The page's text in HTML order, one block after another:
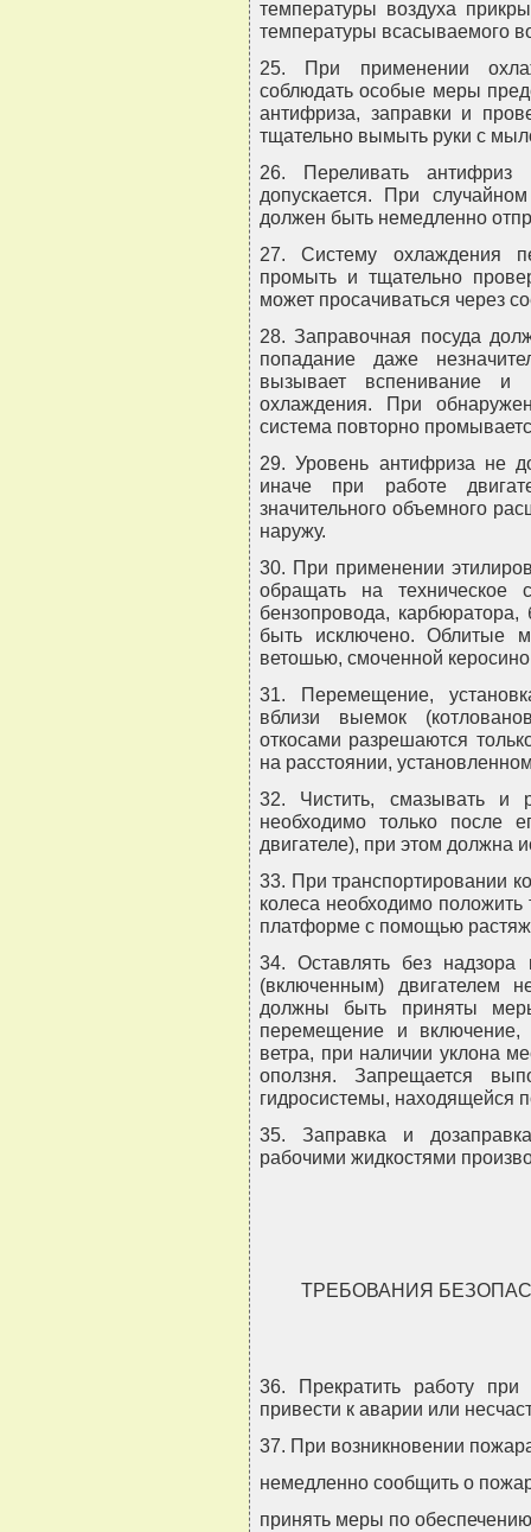
температуры воздуха
температуры всасываемого
25. При применении
соблюдать особые меры
антифриза, заправки и
тщательно вымыть руки с
26. Переливать
допускается. При
должен быть немедленно
27. Систему охлаждения
промыть и тщательно
может просачиваться через
28. Заправочная посуда
попадание даже
вызывает вспенивание и
охлаждения. При
система повторно
29. Уровень антифриза не
иначе при работе
значительного объемного
наружу.
30. При применении
обращать на техническое
бензопровода,
быть исключено. Облитые
ветошью, смоченной
31. Перемещение,
вблизи выемок
откосами разрешаются
на расстоянии,
32. Чистить, смазывать и
необходимо только после
двигателе), при этом должна
33. При транспортировании
колеса необходимо
платформе с помощью
34. Оставлять без
(включенным) двигателем
должны быть приняты
перемещение и
ветра, при наличии уклона
оползня. Запрещается
гидросистемы, находящейся
35. Заправка и
рабочими жидкостями
ТРЕБОВАНИЯ
36. Прекратить работу при
привести к аварии или
37. При возникновении
немедленно сообщить о
принять меры по